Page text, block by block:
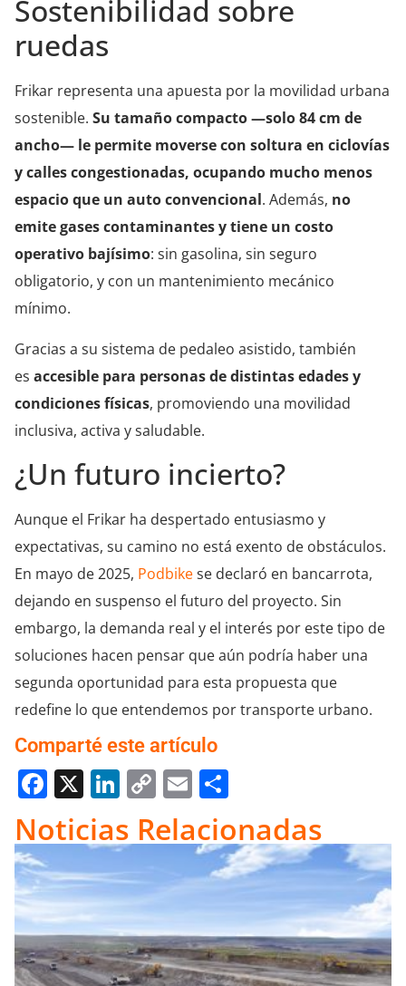
Sostenibilidad sobre
ruedas
Frikar representa una apuesta por la movilidad urbana
sostenible. Su tamaño compacto —solo 84 cm de
ancho— le permite moverse con soltura en ciclovías
y calles congestionadas, ocupando mucho menos
espacio que un auto convencional. Además, no
emite gases contaminantes y tiene un costo
operativo bajísimo: sin gasolina, sin seguro
obligatorio, y con un mantenimiento mecánico
mínimo.
Gracias a su sistema de pedaleo asistido, también
es accesible para personas de distintas edades y
condiciones físicas, promoviendo una movilidad
inclusiva, activa y saludable.
¿Un futuro incierto?
Aunque el Frikar ha despertado entusiasmo y
expectativas, su camino no está exento de obstáculos.
En mayo de 2025, Podbikese declaró en bancarrota,
dejando en suspenso el futuro del proyecto. Sin
embargo, la demanda real y el interés por este tipo de
soluciones hacen pensar que aún podría haber una
segunda oportunidad para esta propuesta que
redefine lo que entendemos por transporte urbano.
Comparté este artículo
Facebook
X LinkedIn
Copy
Link
Email
Noticias Relacionadas